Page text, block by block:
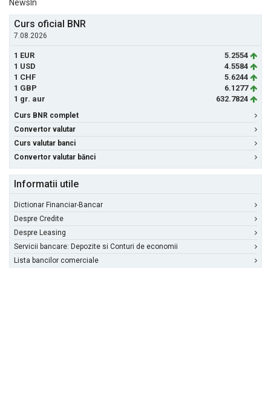
NewsIn
Curs oficial BNR
7.08.2026
1 EUR
5.2554
1 USD
4.5584
1 CHF
5.6244
1 GBP
6.1277
1 gr. aur
632.7824
Curs BNR complet
Convertor valutar
Curs valutar banci
Convertor valutar bănci
Informatii utile
Dictionar Financiar-Bancar
Despre Credite
Despre Leasing
Servicii bancare: Depozite si Conturi de economii
Lista bancilor comerciale